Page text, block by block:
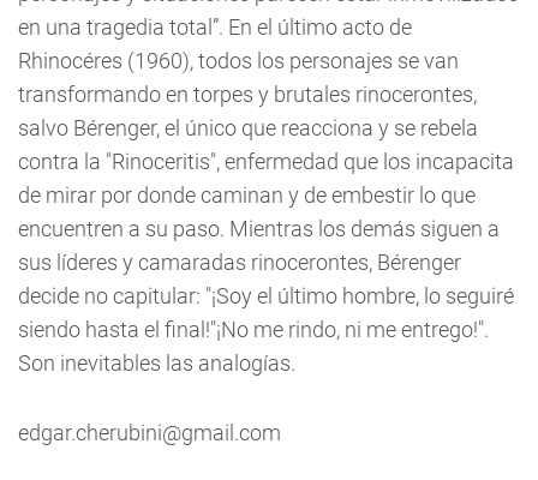
en una tragedia total”. En el último acto de
Rhinocéres (1960), todos los personajes se van
transformando en torpes y brutales rinocerontes,
salvo Bérenger, el único que reacciona y se rebela
contra la "Rinoceritis", enfermedad que los incapacita
de mirar por donde caminan y de embestir lo que
encuentren a su paso. Mientras los demás siguen a
sus líderes y camaradas rinocerontes, Bérenger
decide no capitular: "¡Soy el último hombre, lo seguiré
siendo hasta el final!"¡No me rindo, ni me entrego!".
Son inevitables las analogías.
edgar.cherubini@gmail.com